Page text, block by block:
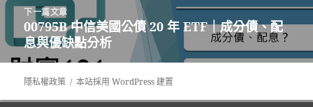
文
章:
下一篇文章
下
一
篇
文
00795B 中信美國公債 20 年 ETF｜成分債、配
息與優缺點分析
隱私權政策 本站採用 WordPress 建置